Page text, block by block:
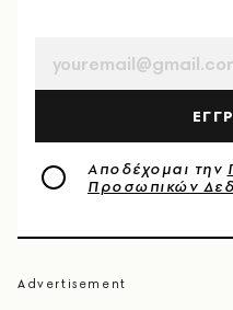
Αποδέχομαι την
Προσωπικών